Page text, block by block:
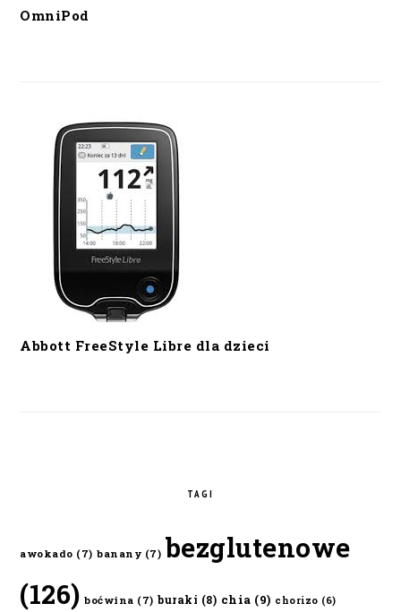
OmniPod
Abbott FreeStyle Libre dla dzieci
TAGI
awokado (7) banany (7) bezglutenowe
(126) boćwina (7) buraki (8) chia (9) chorizo (6)